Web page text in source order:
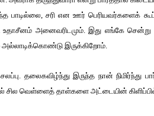
பாடில்லை, சரி என ஊர் பெரியவர்களைக்
அனைவரிடமும். இது எங்கே சென்று
இருக்கிறோம்.
தலைகவிழ்ந்து இருந்த நான் நிமிர்ந்து
சில வெள்ளைத் தாள்களை அட்டையின்